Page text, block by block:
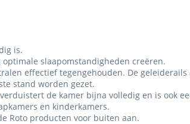
is.
slaapomstandigheden creëren.
effectief tegengehouden. De
stand worden gezet.
de kamer bijna volledig en is ook
en kinderkamers.
Roto producten voor buiten aan.